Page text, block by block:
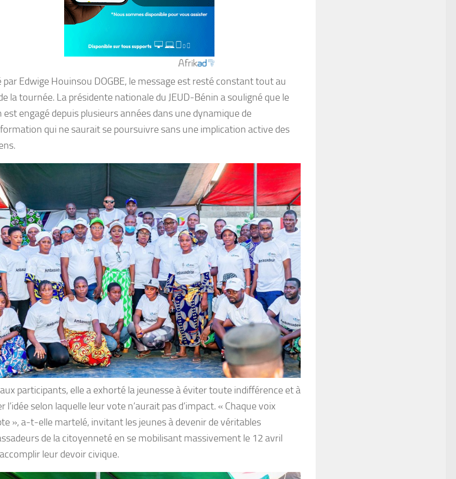
par Edwige Houinsou DOGBE, le message est resté constant tout au
la tournée. La présidente nationale du JEUD-Bénin a souligné que le
est engagé depuis plusieurs années dans une dynamique de
qui ne saurait se poursuivre sans une implication active des
participants, elle a exhorté la jeunesse à éviter toute indifférence et à
l’idée selon laquelle leur vote n’aurait pas d’impact. « Chaque voix
», a-t-elle martelé, invitant les jeunes à devenir de véritables
de la citoyenneté en se mobilisant massivement le 12 avril
leur devoir civique.